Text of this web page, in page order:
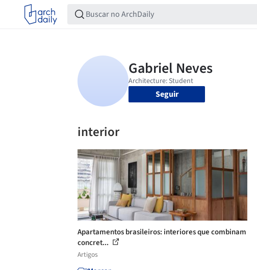
Seguir
interior
Apartamentos brasileiros: interiores que combinam
concret...
Artigos